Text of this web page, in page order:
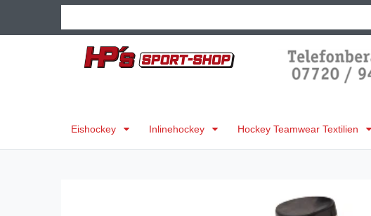
Eishockey Inlinehockey Hockey Teamwear Textilien